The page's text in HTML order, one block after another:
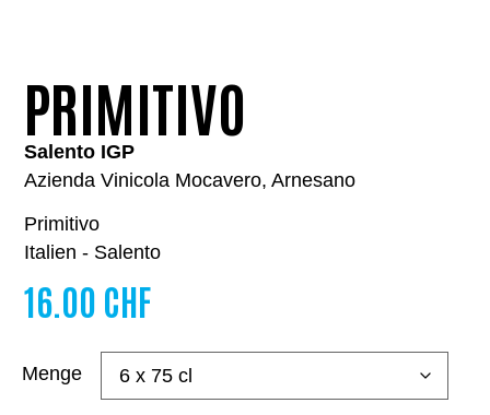
PRIMITIVO
Salento IGP
Azienda Vinicola Mocavero, Arnesano
Primitivo
Italien - Salento
16.00 CHF
Menge